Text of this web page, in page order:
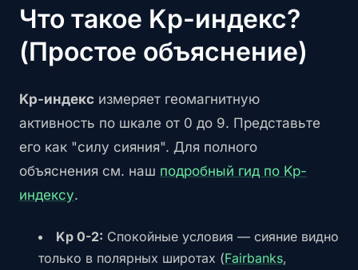
Что такое Kp-индекс?
(Простое объяснение)
Kp-индекс измеряет геомагнитную
активность по шкале от 0 до 9. Представьте
его как "силу сияния". Для полного
объяснения см. наш подробный гид по Kp-
индексу.
Kp 0-2: Спокойные условия — сияние видно
только в полярных широтах (Fairbanks,